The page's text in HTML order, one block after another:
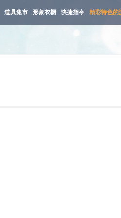
道具集市 形象衣橱 快捷指令 精彩特色的